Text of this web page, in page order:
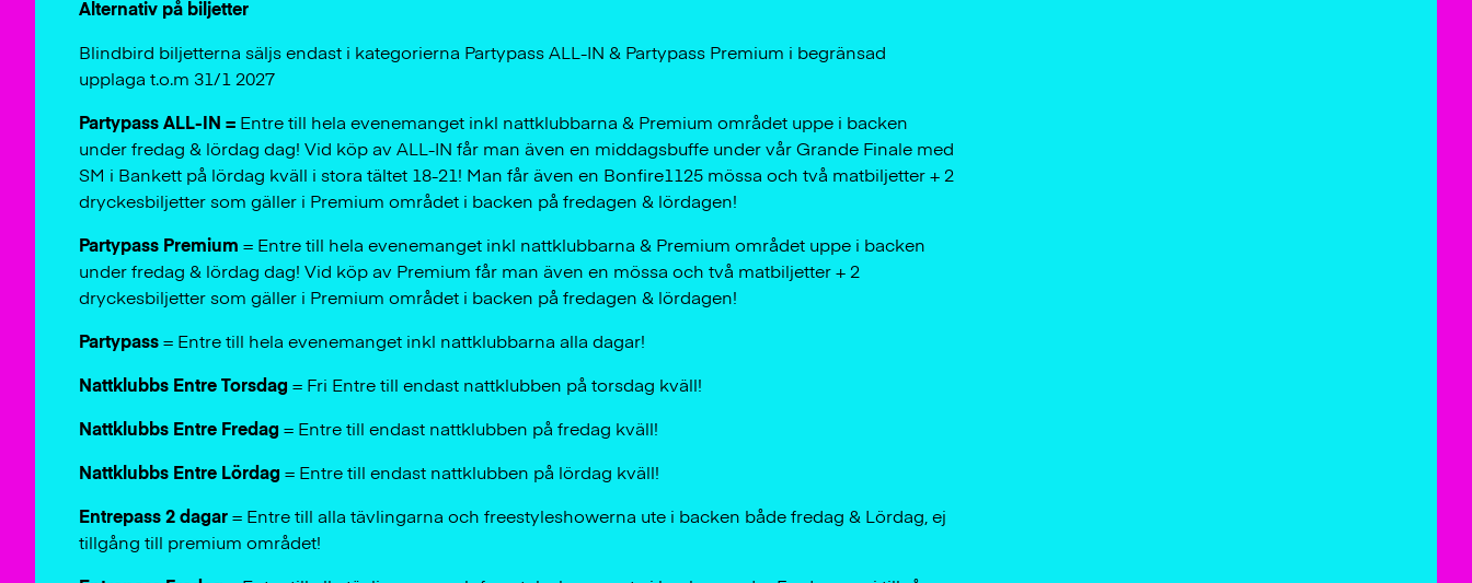
Alternativ på biljetter
Blindbird biljetterna säljs endast i kategorierna Partypass ALL-IN & Partypass Premium i begränsad
upplaga t.o.m 31/1 2027
Partypass ALL-IN = Entre till hela evenemanget inkl nattklubbarna & Premium området uppe i backen
under fredag & lördag dag! Vid köp av ALL-IN får man även en middagsbuffe under vår Grande Finale med
SM i Bankett på lördag kväll i stora tältet 18-21! Man får även en Bonfire1125 mössa och två matbiljetter + 2
dryckesbiljetter som gäller i Premium området i backen på fredagen & lördagen!
Partypass Premium = Entre till hela evenemanget inkl nattklubbarna & Premium området uppe i backen
under fredag & lördag dag! Vid köp av Premium får man även en mössa och två matbiljetter + 2
dryckesbiljetter som gäller i Premium området i backen på fredagen & lördagen!
Partypass = Entre till hela evenemanget inkl nattklubbarna alla dagar!
Nattklubbs Entre Torsdag = Fri Entre till endast nattklubben på torsdag kväll!
Nattklubbs Entre Fredag = Entre till endast nattklubben på fredag kväll!
Nattklubbs Entre Lördag = Entre till endast nattklubben på lördag kväll!
Entrepass 2 dagar = Entre till alla tävlingarna och freestyleshowerna ute i backen både fredag & Lördag, ej
tillgång till premium området!